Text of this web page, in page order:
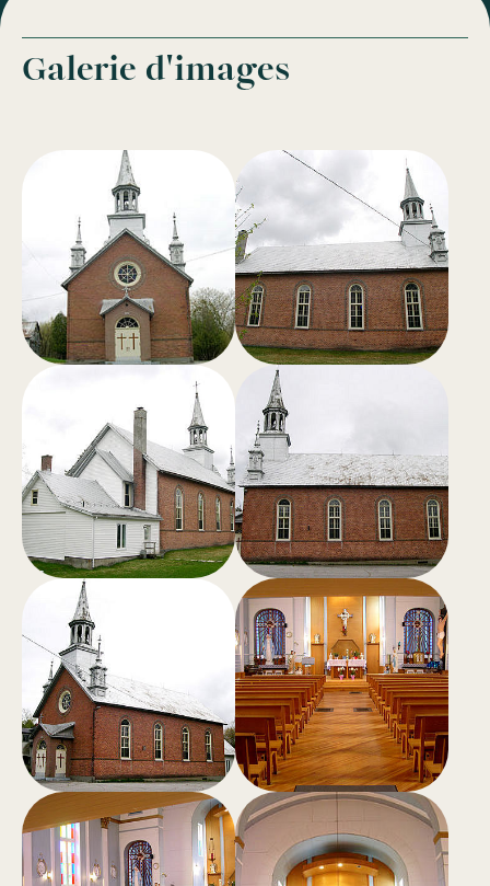
Galerie d'images